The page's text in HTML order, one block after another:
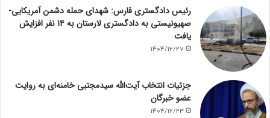
رئیس دادگستری فارس: شهدای حمله دشمن آمریکایی-
صهیونیستی به دادگستری لارستان به ۱۴ نفر افزایش
یافت
1404/12/27
جزئیات انتخاب آیت‌الله سیدمجتبی خامنه‌ای به روایت
عضو خبرگان
1404/12/23